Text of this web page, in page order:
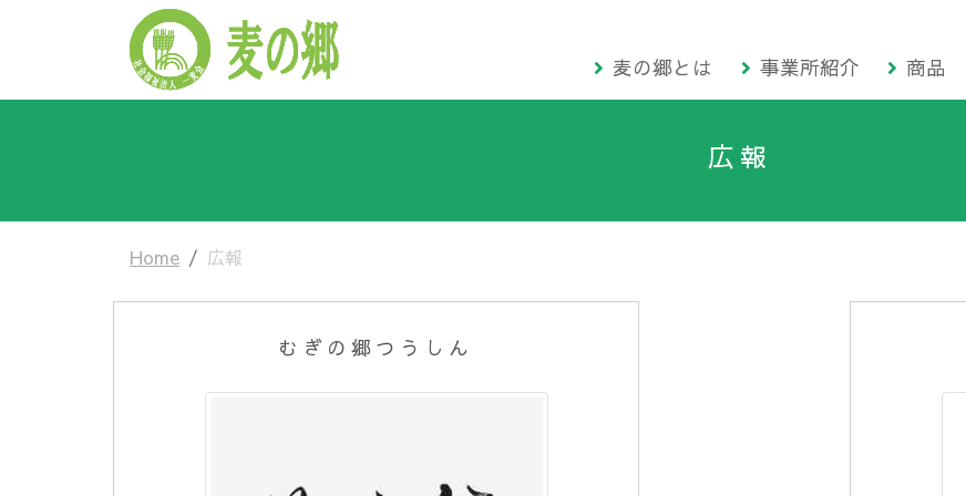
麦の郷とは 事業所紹介 商品
広報
Home 広報
むぎの郷つうしん